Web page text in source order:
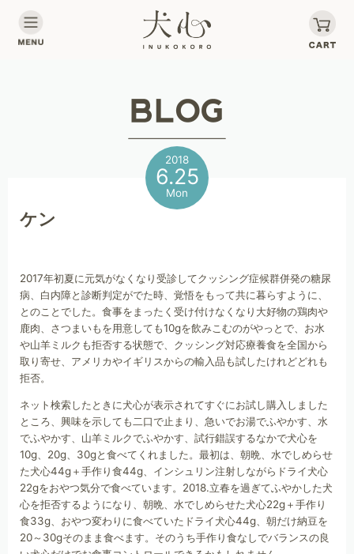
2018
6.25
Mon
ケン
2017年初夏に元気がなくなり受診してクッシング症候群併発の糖尿
病、白内障と診断判定がでた時、覚悟をもって共に暮らすように、
とのことでした。食事をまったく受け付けなくなり大好物の鶏肉や
鹿肉、さつまいもを用意しても10gを飲みこむのがやっとで、お水
や山羊ミルクも拒否する状態で、クッシング対応療養食を全国から
取り寄せ、アメリカやイギリスからの輸入品も試したけれどどれも
拒否。
ネット検索したときに犬心が表示されてすぐにお試し購入しました
ところ、興味を示しても二口で止まり、急いでお湯でふやかす、水
でふやかす、山羊ミルクでふやかす、試行錯誤するなかで犬心を
10g、20g、30gと食べてくれました。最初は、朝晩、水でしめらせ
た犬心44g＋手作り食44g、インシュリン注射しながらドライ犬心
22gをおやつ気分で食べています。2018.立春を過ぎてふやかした犬
心を拒否するようになり、朝晩、水でしめらせた犬心22g＋手作り
食33g、おやつ変わりに食べていたドライ犬心44g、朝だけ納豆を
20～30gそのまま食べます。そのうち手作り食なしでバランスの良